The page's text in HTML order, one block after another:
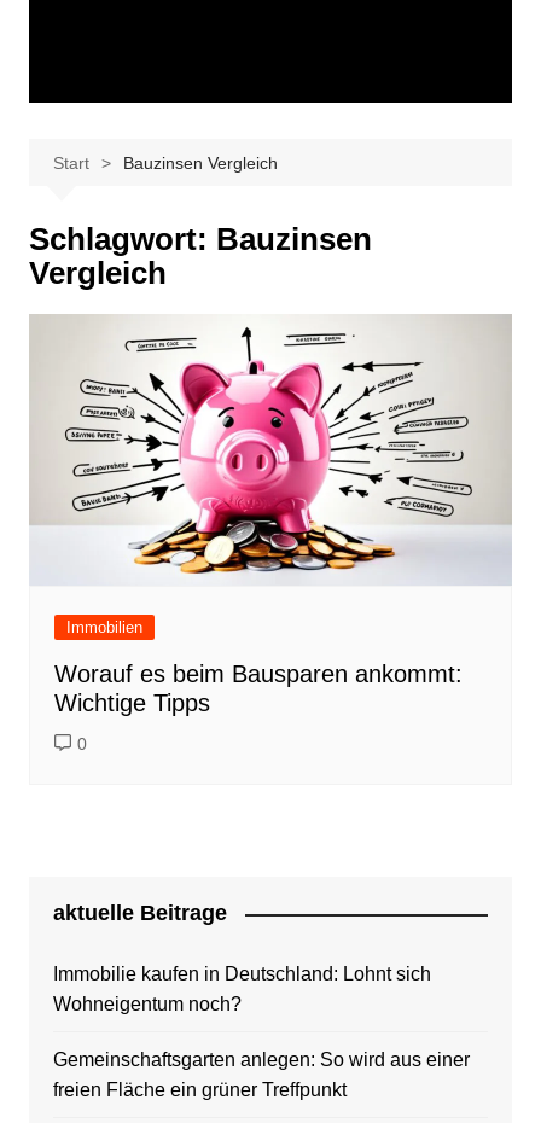
Start Bauzinsen Vergleich
Schlagwort: Bauzinsen
Vergleich
Immobilien
Worauf es beim Bausparen ankommt:
Wichtige Tipps
0
aktuelle Beitrage
Immobilie kaufen in Deutschland: Lohnt sich
Wohneigentum noch?
Gemeinschaftsgarten anlegen: So wird aus einer
freien Fläche ein grüner Treffpunkt